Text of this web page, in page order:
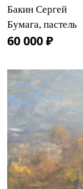
Бакин Сергей
Бумага, пастель
60 000 ₽